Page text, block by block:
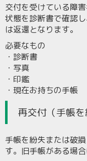
交付を受けている障
状態を診断書で確認
は返還となります。
必要なもの
・診断書
・写真
・印鑑
・現在お持ちの手帳
再交付（手帳を
手帳を紛失または破
す。旧手帳がある場